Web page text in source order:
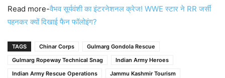
Read more-वैभव सूर्यवंशी का इंटरनेशनल क्रेज! WWE स्टार ने RR जर्सी
पहनकर क्यों दिखाई फैन फॉलोइंग?
TAGS Chinar Corps
Gulmarg Gondola Rescue
Gulmarg Ropeway Technical Snag
Indian Army Heroes
Indian Army Rescue Operations
Jammu Kashmir Tourism